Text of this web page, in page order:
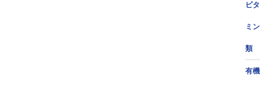
ビタ
ミン
類
有機